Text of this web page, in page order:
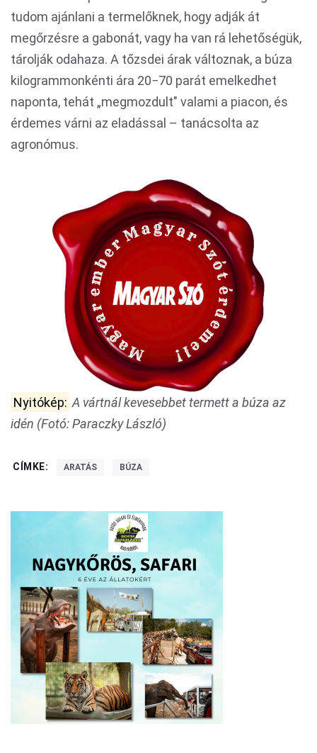
tudom ajánlani a termelőknek, hogy adják át
megőrzésre a gabonát, vagy ha van rá lehetőségük,
tárolják odahaza. A tőzsdei árak változnak, a búza
kilogrammonkénti ára 20−70 parát emelkedhet
naponta, tehát „megmozdult" valami a piacon, és
érdemes várni az eladással – tanácsolta az
agronómus.
Nyitókép: A vártnál kevesebbet termett a búza az
idén (Fotó: Paraczky László)
CÍMKE: ARATÁS BÚZA